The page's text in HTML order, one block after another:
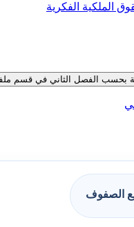
الملكية الفكرية
الفصل الثاني في قسم ملفات
الصفوف